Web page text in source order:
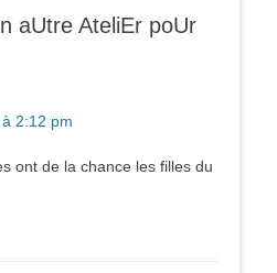
aUtre AteliEr poUr
2:12 pm
ont de la chance les filles du